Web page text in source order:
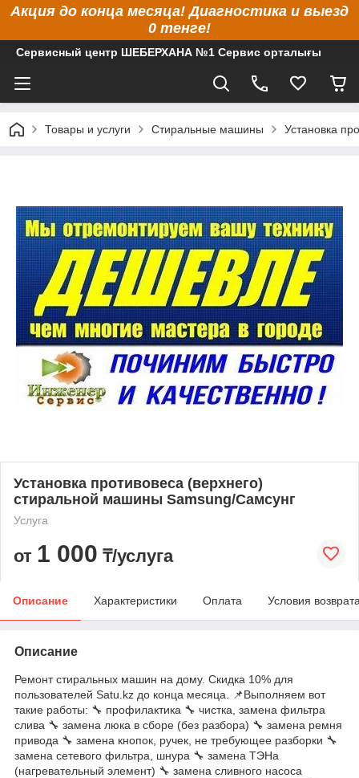
Акция до конца месяца! Диагностика и выезд
0 тенге!
Сервисный центр ШЕБЕРХАНА №1 Сервис орталығы
Товары и услуги Стиральные машины Установка
Установка противовеса (верхнего)
стиральной машины Samsung/Самсунг
Услуга
от 1 000 ₸/услуга
Описание Характеристики Оплата Условия
Описание
Ремонт стиральных машин на дому. Скидка 10% для
пользователей Satu.kz до конца месяца. 📌Выполняем вот
такие работы: 🔧 профилактика 🔧 чистка, замена фильтра
слива 🔧 замена люка в сборе (без разбора) 🔧 замена ремня
привода 🔧 замена кнопок, ручек, не требующее разборки 🔧
замена сетевого фильтра, шнура 🔧 замена ТЭНа
(нагревательный элемент) 🔧 замена сливного насоса